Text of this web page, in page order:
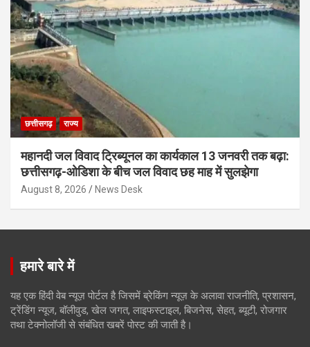
छत्तीसगढ़ राज्य
महानदी जल विवाद ट्रिब्यूनल का कार्यकाल 13 जनवरी तक बढ़ा:
छत्तीसगढ़-ओडिशा के बीच जल विवाद छह माह में सुलझेगा
August 8, 2026 News Desk
हमारे बारे में
यह एक हिंदी वेब न्यूज़ पोर्टल है जिसमें ब्रेकिंग न्यूज़ के अलावा राजनीति, प्रशासन,
ट्रेंडिंग न्यूज, बॉलीवुड, खेल जगत, लाइफस्टाइल, बिजनेस, सेहत, ब्यूटी, रोजगार
तथा टेक्नोलॉजी से संबंधित खबरें पोस्ट की जाती है।